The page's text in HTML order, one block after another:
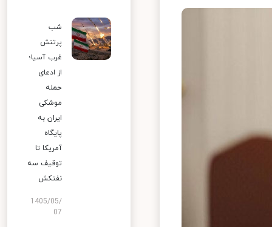
شب
پرتنش
غرب آسیا؛
از ادعای
حمله
موشکی
ایران به
پایگاه
آمریکا تا
توقیف سه
نفتکش
1405/05/
07